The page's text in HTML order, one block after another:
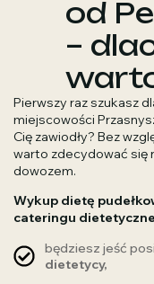
od
–
Pierwszy raz szukasz
miejscowości
Cię zawiodły? Bez
warto zdecydować się
dowozem.
Wykup dietę
cateringu
będziesz jeść
dietetycy,